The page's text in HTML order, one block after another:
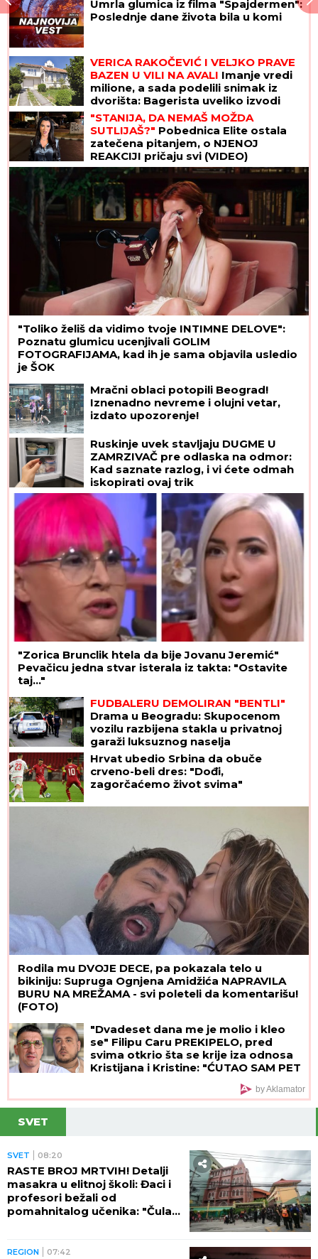
Umrla glumica iz filma "Spajdermen":
Poslednje dane života bila u komi
VERICA RAKOČEVIĆ I VELJKO PRAVE
BAZEN U VILI NA AVALI Imanje vredi
milione, a sada podelili snimak iz
dvorišta: Bagerista uveliko izvodi
radove (Video)
"STANIJA, DA NEMAŠ MOŽDA
SUTLIJAŠ?" Pobednica Elite ostala
zatečena pitanjem, o NJENOJ
REAKCIJI pričaju svi (VIDEO)
"Toliko želiš da vidimo tvoje INTIMNE DELOVE":
Poznatu glumicu ucenjivali GOLIM
FOTOGRAFIJAMA, kad ih je sama objavila usledio
je ŠOK
Mračni oblaci potopili Beograd!
Iznenadno nevreme i olujni vetar,
izdato upozorenje!
Ruskinje uvek stavljaju DUGME U
ZAMRZIVAČ pre odlaska na odmor:
Kad saznate razlog, i vi ćete odmah
iskopirati ovaj trik
"Zorica Brunclik htela da bije Jovanu Jeremić"
Pevačicu jedna stvar isterala iz takta: "Ostavite
taj..."
FUDBALERU DEMOLIRAN "BENTLI"
Drama u Beogradu: Skupocenom
vozilu razbijena stakla u privatnoj
garaži luksuznog naselja
Hrvat ubedio Srbina da obuče
crveno-beli dres: "Dođi,
zagorčaćemo život svima"
Rodila mu DVOJE DECE, pa pokazala telo u
bikiniju: Supruga Ognjena Amidžića NAPRAVILA
BURU NA MREŽAMA - svi poleteli da komentarišu!
(FOTO)
"Dvadeset dana me je molio i kleo
se" Filipu Caru PREKIPELO, pred
svima otkrio šta se krije iza odnosa
Kristijana i Kristine: "ĆUTAO SAM PET
by Aklamator
SVET
SVET 08:20
RASTE BROJ MRTVIH! Detalji
masakra u elitnoj školi: Đaci i
profesori bežali od
pomahnitalog učenika: "Čula
REGION 07:42